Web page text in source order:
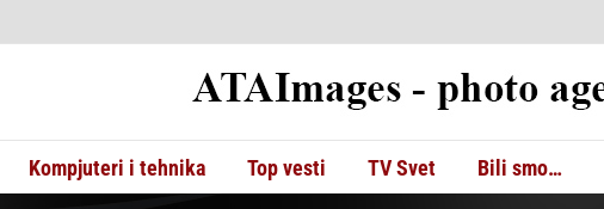
Kompjuteri i tehnika Top vesti TV Svet Bili smo…